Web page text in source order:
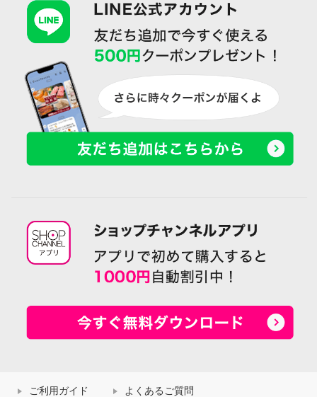
ご利用ガイド よくあるご質問